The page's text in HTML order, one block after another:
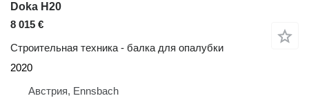
Doka H20
8 015 €
Строительная техника - балка для опалубки
2020
Австрия, Ennsbach